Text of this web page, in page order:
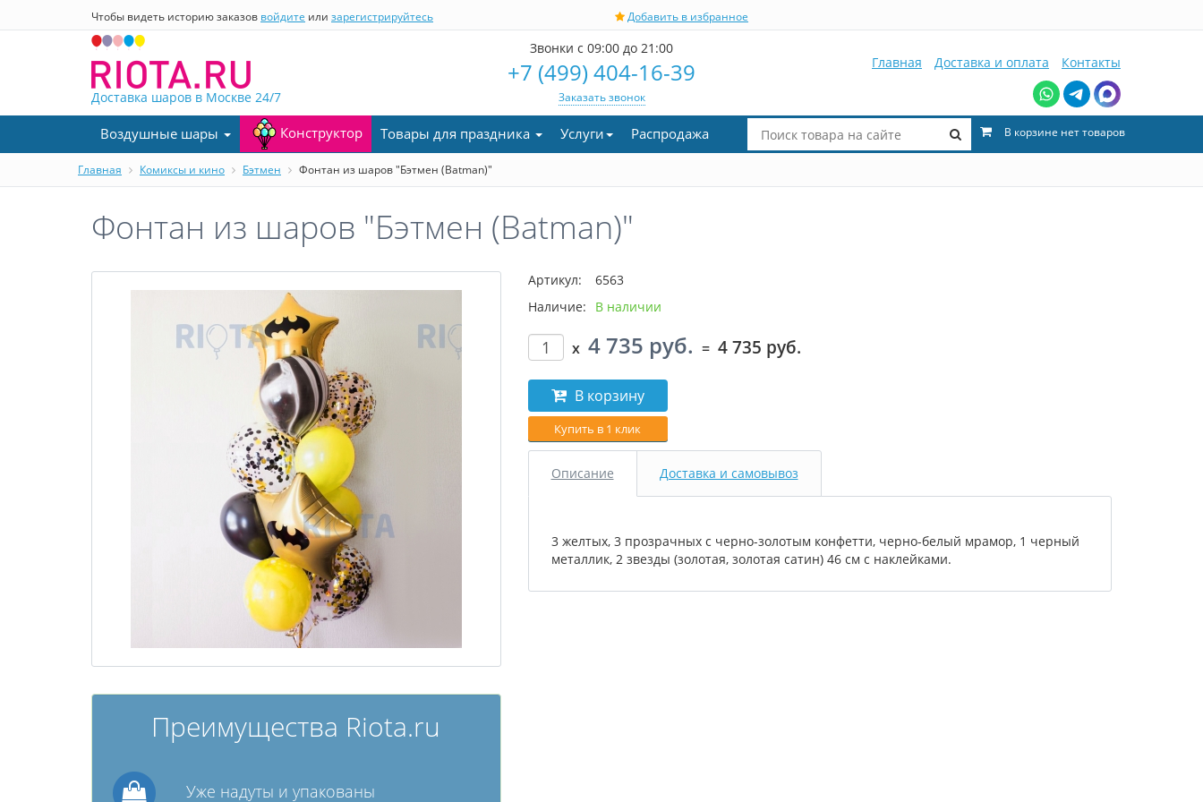
Чтобы видеть историю заказов войдите или зарегистрируйтесь Добавить в избранное
Доставка шаров в Москве 24/7
Звонки с 09:00 до 21:00
+7 (499) 404-16-39
Заказать звонок
Главная Доставка и оплата Контакты
В корзине нет товаров
Воздушные шары Конструктор Товары для праздника Услуги Распродажа
Главная Комиксы и кино Бэтмен Фонтан из шаров "Бэтмен (Batman)"
Фонтан из шаров "Бэтмен (Batman)"
Преимущества Riota.ru
Уже надуты и упакованы
Артикул:
6563
Наличие:
В наличии
x 4 735 руб. = 4 735 руб.
В корзину
Купить в 1 клик
Описание Доставка и самовывоз
3 желтых, 3 прозрачных с черно-золотым конфетти, черно-белый мрамор, 1 черный
металлик, 2 звезды (золотая, золотая сатин) 46 см с наклейками.